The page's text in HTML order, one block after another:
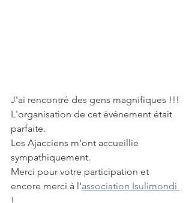
J'ai rencontré des gens magnifiques !!!
L'organisation de cet événement était
parfaite.
Les Ajacciens m'ont accueillie
sympathiquement.
Merci pour votre participation et
encore merci à l'association Isulimondi
!